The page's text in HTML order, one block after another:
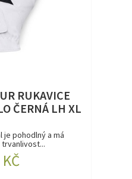
RUKAVICE
ČERNÁ LH XL
pohodlný a má